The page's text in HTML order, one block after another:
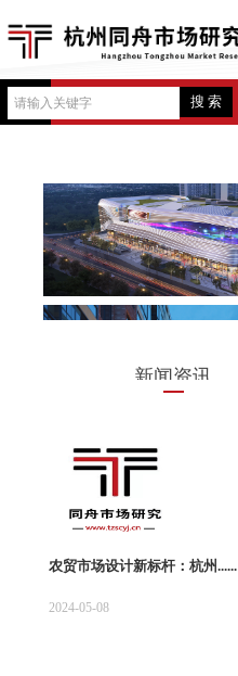
搜 索
新闻资讯
农贸市场设计新标杆：杭州......
2024-05-08